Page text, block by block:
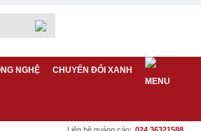
NGHỆ CHUYỂN ĐỔI XANH